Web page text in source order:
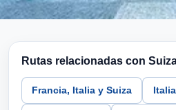
Rutas relacionadas con
Francia, Italia y Suiza